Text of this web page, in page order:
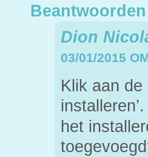
Beantwoorden
Dion
03/01/2015
Klik aan de
het